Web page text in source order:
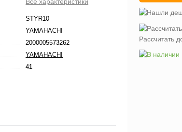
STYR10
YAMAHACHI
2000005573262
YAMAHACHI
41
Рассчитать